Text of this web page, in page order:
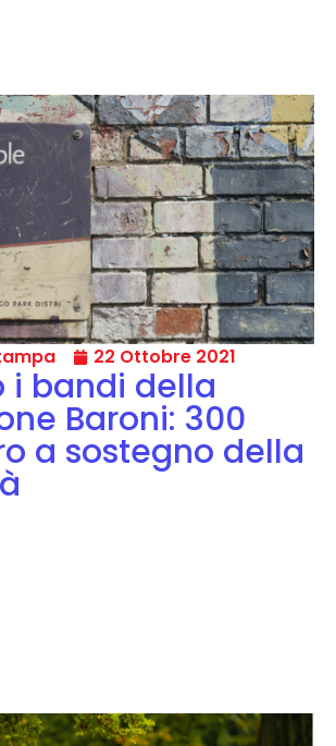
22 Ottobre 2021
i bandi della
Baroni: 300
a sostegno della